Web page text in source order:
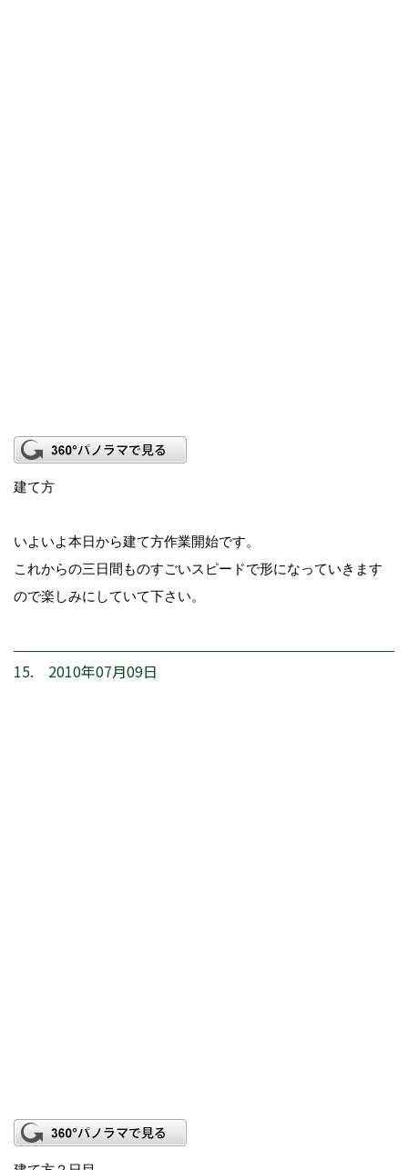
建て方
いよいよ本日から建て方作業開始です。
これからの三日間ものすごいスピードで形になっていきます
ので楽しみにしていて下さい。
15. 2010年07月09日